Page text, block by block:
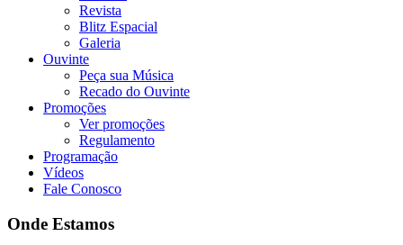
Revista
Blitz Espacial
Galeria
Ouvinte
Peça sua Música
Recado do Ouvinte
Promoções
Ver promoções
Regulamento
Programação
Vídeos
Fale Conosco
Onde Estamos